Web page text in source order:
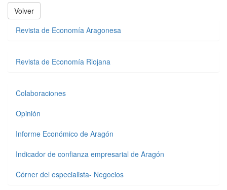
Volver
Revista de Economía Aragonesa
Revista de Economía Riojana
Colaboraciones
Opinión
Informe Económico de Aragón
Indicador de confianza empresarial de Aragón
Córner del especialista- Negocios